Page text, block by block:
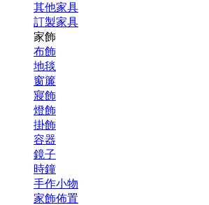
其他家具
訂製家具
家飾
布飾
地毯
窗簾
寢飾
燈飾
掛飾
容器
鏡子
時鐘
手作小物
家飾佈置